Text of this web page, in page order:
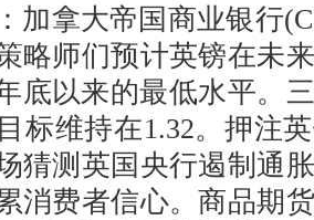
拿大帝国商业银行
略师们预计英镑在未
底以来的最低水平。
标维持在1.32。押注
猜测英国央行遏制通
消费者信心。商品期